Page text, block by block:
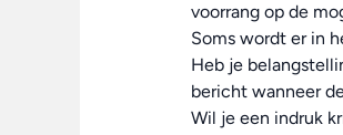
voorrang op de
Soms wordt er in
Heb je
bericht wanneer
Wil je een indruk